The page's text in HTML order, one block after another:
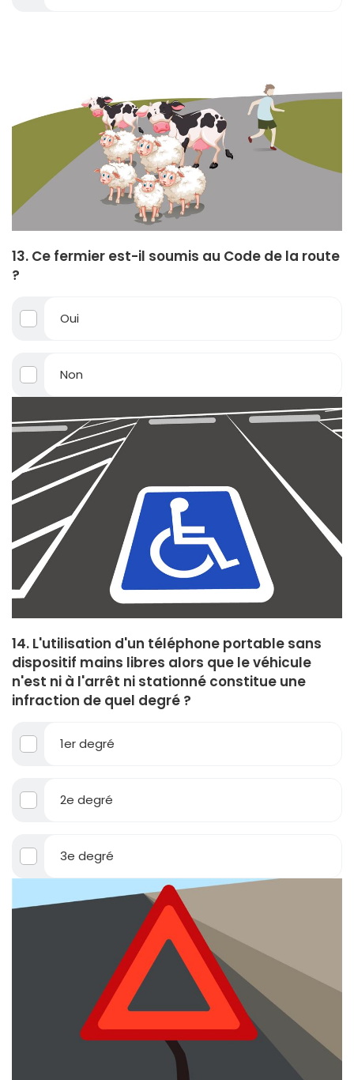
13. Ce fermier est-il soumis au Code de la route
?
Oui
Non
14. L'utilisation d'un téléphone portable sans
dispositif mains libres alors que le véhicule
n'est ni à l'arrêt ni stationné constitue une
infraction de quel degré ?
1er degré
2e degré
3e degré